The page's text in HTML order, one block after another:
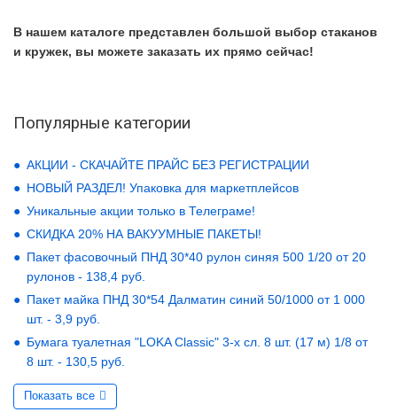
В нашем каталоге представлен большой выбор стаканов
и кружек, вы можете заказать их прямо сейчас!
Популярные категории
АКЦИИ - СКАЧАЙТЕ ПРАЙС БЕЗ РЕГИСТРАЦИИ
НОВЫЙ РАЗДЕЛ! Упаковка для маркетплейсов
Уникальные акции только в Телеграме!
СКИДКА 20% НА ВАКУУМНЫЕ ПАКЕТЫ!
Пакет фасовочный ПНД 30*40 рулон синяя 500 1/20 от 20
рулонов - 138,4 руб.
Пакет майка ПНД 30*54 Далматин синий 50/1000 от 1 000
шт. - 3,9 руб.
Бумага туалетная "LOKA Classic" 3-х сл. 8 шт. (17 м) 1/8 от
8 шт. - 130,5 руб.
Показать все